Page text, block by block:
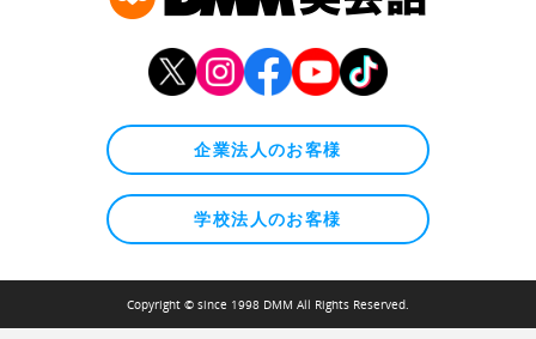
企業法人のお客様
学校法人のお客様
Copyright © since 1998 DMM All Rights Reserved.